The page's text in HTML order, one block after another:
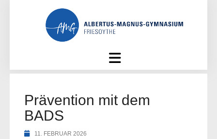
Prävention mit dem
BADS
11. FEBRUAR 2026